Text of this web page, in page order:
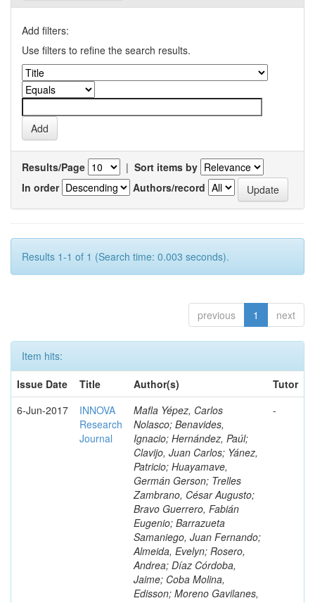
Add filters:
Use filters to refine the search results.
Results/Page | Sort items by
In order
Authors/record
Results 1-1 of 1 (Search time: 0.003 seconds).
previous 1 next
Item hits:
Issue Date
Title Author(s)
Tutor
6-Jun-2017
INNOVA
Research
Journal
Mafla Yépez, Carlos
Nolasco; Benavides,
Ignacio; Hernández, Paúl;
Clavijo, Juan Carlos; Yánez,
Patricio; Huayamave,
Germán Gerson; Trelles
Zambrano, César Augusto;
Bravo Guerrero, Fabián
Eugenio; Barrazueta
Samaniego, Juan Fernando;
Almeida, Evelyn; Rosero,
Andrea; Díaz Córdoba,
Jaime; Coba Molina,
Edisson; Moreno Gavilanes,
-